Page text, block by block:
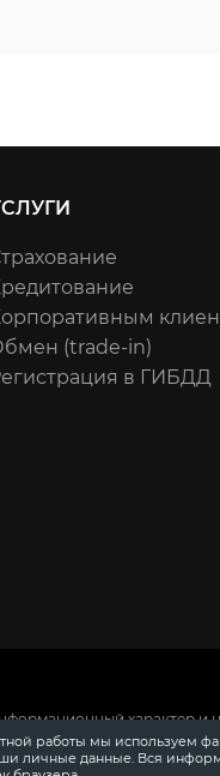
(trade-in)
в ГИБДД
характер и
Для получения
автомобилей
обращайтесь к
работы мы используем
личные данные. Вся